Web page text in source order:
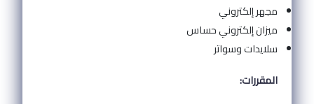
مجهر إلكتروني
ميزان إلكتروني حساس
سلايدات وسواتر
المقررات: